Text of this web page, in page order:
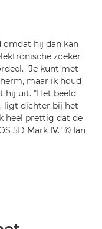
omdat hij dan kan
zoeker
"Je kunt met
maar ik houd
hij uit. "Het beeld
ligt dichter bij het
heel prettig dat de
5D Mark IV." © Ian